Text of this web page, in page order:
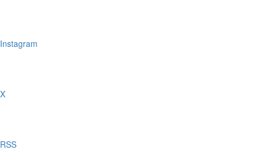
Instagram
X
RSS